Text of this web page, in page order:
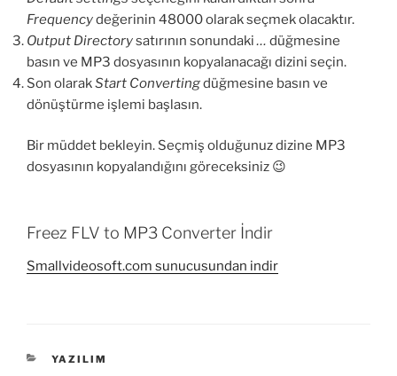
Frequencydeğerinin 48000 olarak seçmek olacaktır.
Output Directorysatırının sonundaki… düğmesine
basın ve MP3 dosyasının kopyalanacağı dizini seçin.
Son olarakStart Convertingdüğmesine basın ve
dönüştürme işlemi başlasın.
Bir müddet bekleyin. Seçmiş olduğunuz dizine MP3
dosyasının kopyalandığını göreceksiniz 😉
Freez FLV to MP3 Converter İndir
Smallvideosoft.com sunucusundan indir
KATEGORILER
YAZILIM